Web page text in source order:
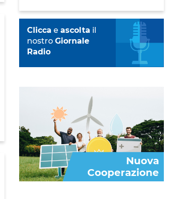
Clicca e ascolta il
nostro Giornale
Radio
Nuova
Cooperazione